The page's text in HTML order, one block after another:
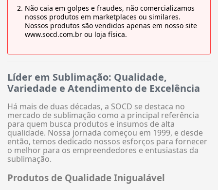
Não caia em golpes e fraudes, não comercializamos
nossos produtos em marketplaces ou similares.
Nossos produtos são vendidos apenas em nosso site
www.socd.com.br ou loja física.
Líder em Sublimação: Qualidade,
Variedade e Atendimento de Excelência
Há mais de duas décadas, a SOCD se destaca no
mercado de sublimação como a principal referência
para quem busca produtos e insumos de alta
qualidade. Nossa jornada começou em 1999, e desde
então, temos dedicado nossos esforços para fornecer
o melhor para os empreendedores e entusiastas da
sublimação.
Produtos de Qualidade Inigualável